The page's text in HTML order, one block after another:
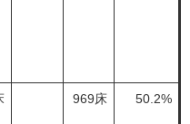
969床 50.2%